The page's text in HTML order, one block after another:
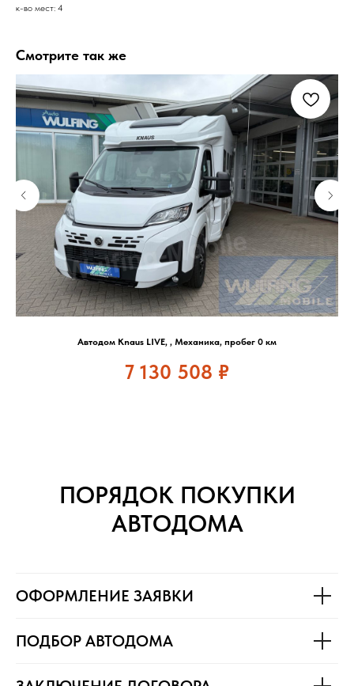
к-во мест: 4
Смотрите так же
Автодом Knaus LIVE, , Механика, пробег 0 км
7 130 508 ₽
ПОРЯДОК ПОКУПКИ
АВТОДОМА
ОФОРМЛЕНИЕ ЗАЯВКИ
ПОДБОР АВТОДОМА